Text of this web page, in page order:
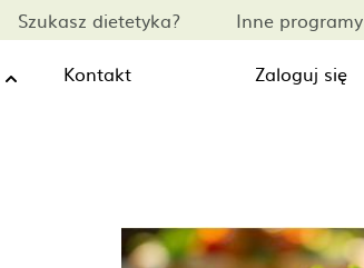
Szukasz dietetyka? Inne programy
Kontakt Zaloguj się